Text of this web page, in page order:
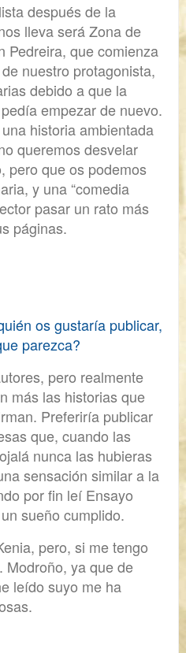
después de la
llevaseráZona de
Pedreira, que comienza
nuestro protagonista,
debido a que la
empezar de nuevo.
historia ambientada
queremos desvelar
pero que os podemos
y una “comedia
pasar un rato más
páginas.
os gustaría publicar,
parezca?
pero realmente
más las historias que
Preferiría publicar
que, cuando las
nunca las hubieras
sensación similar a la
por fin leí Ensayo
sueño cumplido.
pero, si me tengo
Modroño, ya que de
leído suyo me ha